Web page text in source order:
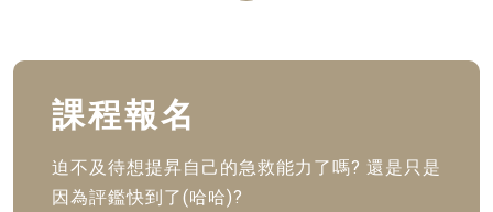
課程報名
迫不及待想提昇自己的急救能力了嗎? 還是只是
因為評鑑快到了(哈哈)?